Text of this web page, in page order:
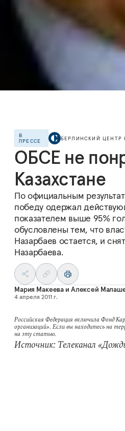
В
ПРЕССЕ
БЕРЛИНСКИЙ ЦЕНТР
ОБСЕ не
Казахстане
По официальным
победу одержал
показателем выше 95%
обусловлены тем, что
Назарбаев остается, и
Назарбаева.
Мария Макеева и Алексей
4 апреля 2011 г.
Российская Федерация включила Фонд
организаций». Если вы находитесь на
на эту статью.
Источник: Телеканал